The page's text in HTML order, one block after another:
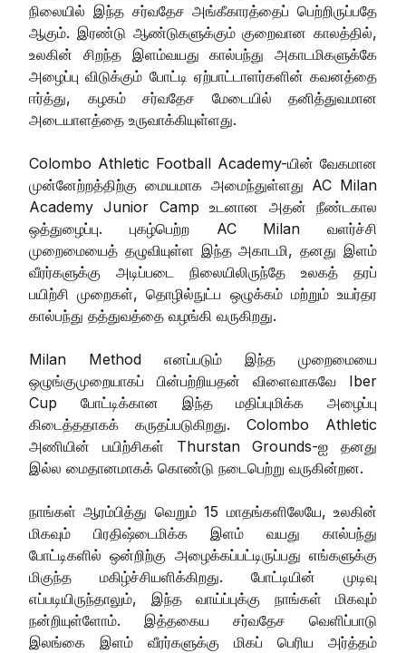
நிலையில் இந்த சர்வதேச அங்கீகாரத்தைப் பெற்றிருப்பதே
ஆகும். இரண்டு ஆண்டுகளுக்கும் குறைவான காலத்தில்,
உலகின் சிறந்த இளம்வயது கால்பந்து அகாடமிகளுக்கே
அழைப்பு விடுக்கும் போட்டி ஏற்பாட்டாளர்களின் கவனத்தை
ஈர்த்து, கழகம் சர்வதேச மேடையில் தனித்துவமான
அடையாளத்தை உருவாக்கியுள்ளது.
Colombo Athletic Football Academy-யின் வேகமான
முன்னேற்றத்திற்கு மையமாக அமைந்துள்ளது AC Milan
Academy Junior Camp உடனான அதன் நீண்டகால
ஒத்துழைப்பு. புகழ்பெற்ற AC Milan வளர்ச்சி
முறைமையைத் தழுவியுள்ள இந்த அகாடமி, தனது இளம்
வீரர்களுக்கு அடிப்படை நிலையிலிருந்தே உலகத் தரப்
பயிற்சி முறைகள், தொழில்நுட்ப ஒழுக்கம் மற்றும் உயர்தர
கால்பந்து தத்துவத்தை வழங்கி வருகிறது.
Milan Method எனப்படும் இந்த முறைமையை
ஒழுங்குமுறையாகப் பின்பற்றியதன் விளைவாகவே Iber
Cup போட்டிக்கான இந்த மதிப்புமிக்க அழைப்பு
கிடைத்ததாகக் கருதப்படுகிறது. Colombo Athletic
அணியின் பயிற்சிகள் Thurstan Grounds-ஐ தனது
இல்ல மைதானமாகக் கொண்டு நடைபெற்று வருகின்றன.
நாங்கள் ஆரம்பித்து வெறும் 15 மாதங்களிலேயே, உலகின்
மிகவும் பிரதிஷ்டைமிக்க இளம் வயது கால்பந்து
போட்டிகளில் ஒன்றிற்கு அழைக்கப்பட்டிருப்பது எங்களுக்கு
மிகுந்த மகிழ்ச்சியளிக்கிறது. போட்டியின் முடிவு
எப்படியிருந்தாலும், இந்த வாய்ப்புக்கு நாங்கள் மிகவும்
நன்றியுள்ளோம். இத்தகைய சர்வதேச வெளிப்பாடு
இலங்கை இளம் வீரர்களுக்கு மிகப் பெரிய அர்த்தம்